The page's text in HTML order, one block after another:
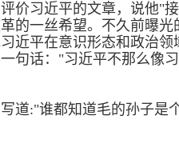
价习近平的文章，说他"
的一丝希望。不久前曝
近平在意识形态和政治
句话："习近平不那么像
道:"谁都知道毛的孙子是